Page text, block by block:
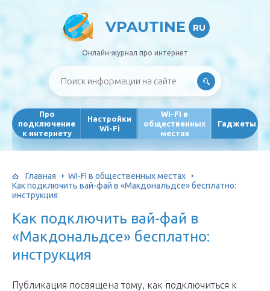
VPAUTINE RU
Онлайн-журнал про интернет
Про
подключение
к интернету
Настройки
Wi-Fi
WI-FI в
общественных
местах
Гаджеты
Главная
WI-FI в общественных местах
Как подключить вай-фай в «Макдональдсе» бесплатно:
инструкция
Как подключить вай-фай в
«Макдональдсе» бесплатно:
инструкция
Публикация посвящена тому, как подключиться к